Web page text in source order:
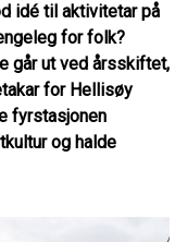
idé til aktivitetar på
for folk?
går ut ved årsskiftet,
for Hellisøy
fyrstasjonen
og halde